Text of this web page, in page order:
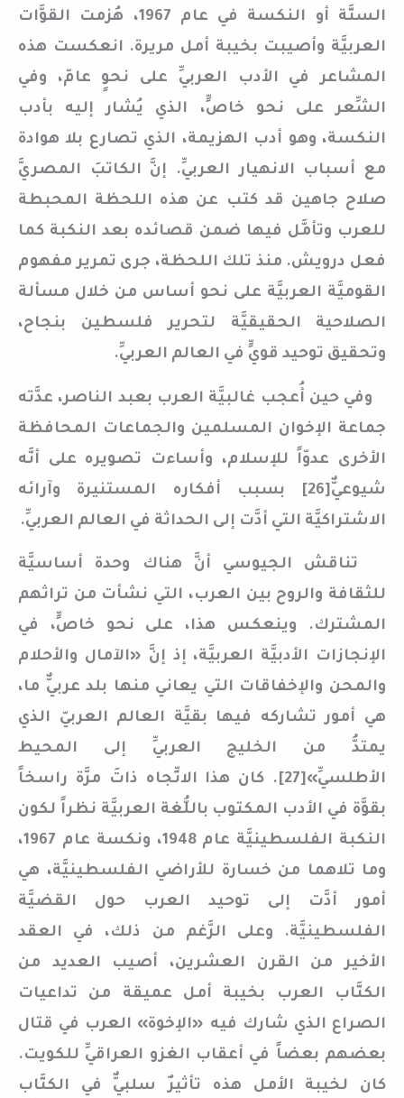
الستَّة أو النكسة في عام 1967، هُزمت القوَّات
العربيَّة وأصيبت بخيبة أمل مريرة. انعكست هذه
المشاعر في الأدب العربيِّ على نحوٍ عامّ، وفي
الشِّعر على نحو خاصٍّ، الذي يُشار إليه بأدب
النكسة، وهو أدب الهزيمة، الذي تصارع بلا هوادة
مع أسباب الانهيار العربيِّ. إنَّ الكاتبَ المصريَّ
صلاح جاهين قد كتب عن هذه اللحظة المحبطة
للعرب وتأمَّل فيها ضمن قصائده بعد النكبة كما
فعل درويش. منذ تلك اللحظة، جرى تمرير مفهوم
القوميَّة العربيَّة على نحو أساس من خلال مسألة
الصلاحية الحقيقيَّة لتحرير فلسطين بنجاح،
وتحقيق توحيد قويٍّ في العالم العربيِّ.
وفي حين أُعجب غالبيَّة العرب بعبد الناصر، عدَّته
جماعة الإخوان المسلمين والجماعات المحافظة
الأخرى عدوّاً للإسلام، وأساءت تصويره على أنَّه
شيوعيٌّ[26] بسبب أفكاره المستنيرة وآرائه
الاشتراكيَّة التي أدَّت إلى الحداثة في العالم العربيِّ.
تناقش الجيوسي أنَّ هناك وحدة أساسيَّة
للثقافة والروح بين العرب، التي نشأت من تراثهم
المشترك. وينعكس هذا، على نحو خاصٍّ، في
الإنجازات الأدبيَّة العربيَّة، إذ إنَّ «الآمال والأحلام
والمحن والإخفاقات التي يعاني منها بلد عربيٌّ ما،
هي أمور تشاركه فيها بقيَّة العالم العربيّ الذي
يمتدُّ من الخليج العربيِّ إلى المحيط
الأطلسيِّ»[27]. كان هذا الاتِّجاه ذاتَ مرَّة راسخاً
بقوَّة في الأدب المكتوب باللُّغة العربيَّة نظراً لكون
النكبة الفلسطينيَّة عام 1948، ونكسة عام 1967،
وما تلاهما من خسارة للأراضي الفلسطينيَّة، هي
أمور أدَّت إلى توحيد العرب حول القضيَّة
الفلسطينيَّة. وعلى الرَّغم من ذلك، في العقد
الأخير من القرن العشرين، أصيب العديد من
الكتَّاب العرب بخيبة أمل عميقة من تداعيات
الصراع الذي شارك فيه «الإخوة» العرب في قتال
بعضهم بعضاً في أعقاب الغزو العراقيِّ للكويت.
كان لخيبة الأمل هذه تأثيرٌ سلبيٌّ في الكتَّاب